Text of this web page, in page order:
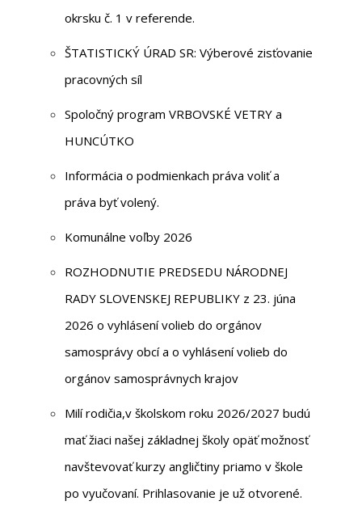
okrsku č. 1 v referende.
ŠTATISTICKÝ ÚRAD SR: Výberové zisťovanie
pracovných síl
Spoločný program VRBOVSKÉ VETRY a
HUNCÚTKO
Informácia o podmienkach práva voliť a
práva byť volený.
Komunálne voľby 2026
ROZHODNUTIE PREDSEDU NÁRODNEJ
RADY SLOVENSKEJ REPUBLIKY z 23. júna
2026 o vyhlásení volieb do orgánov
samosprávy obcí a o vyhlásení volieb do
orgánov samosprávnych krajov
Milí rodičia,v školskom roku 2026/2027 budú
mať žiaci našej základnej školy opäť možnosť
navštevovať kurzy angličtiny priamo v škole
po vyučovaní. Prihlasovanie je už otvorené.